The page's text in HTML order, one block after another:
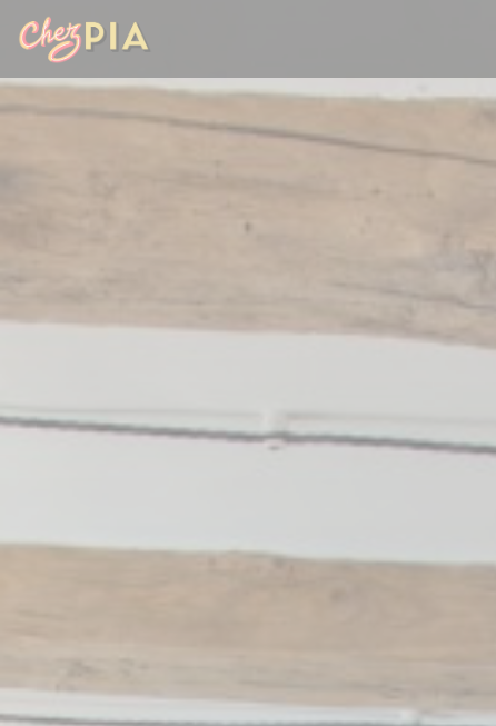
Personnalisation de vos choix en matière de cookies